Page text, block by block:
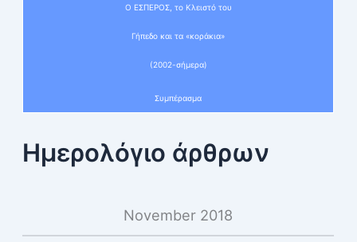
Ο ΕΣΠΕΡΟΣ, το Κλειστό του
Γήπεδο και τα «κοράκια»
(2002-σήμερα)
Συμπέρασμα
Ημερολόγιο άρθρων
November 2018